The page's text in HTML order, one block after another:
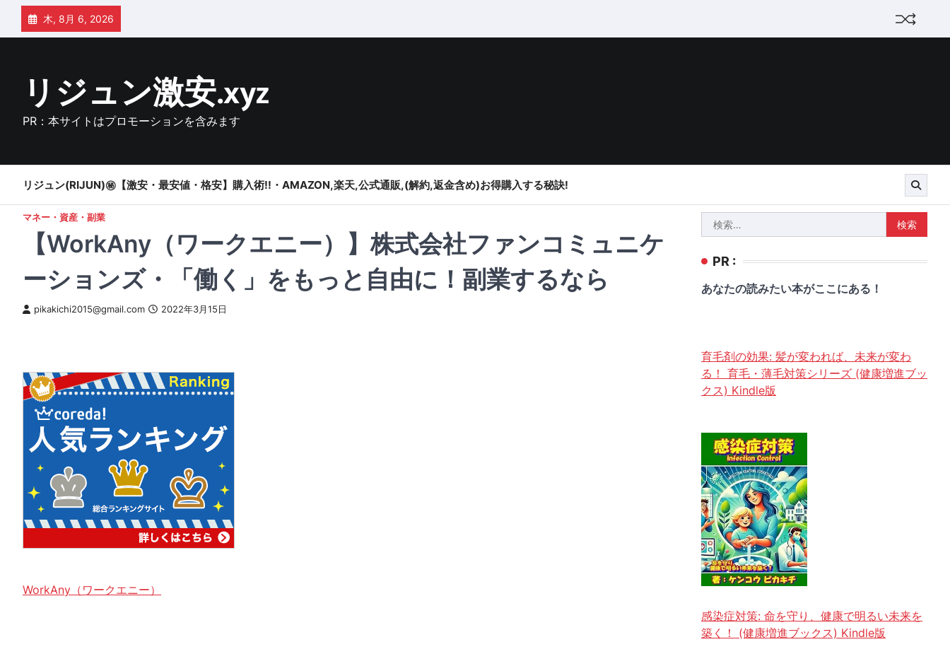
Skip
content
木, 8月 6, 2026
リジュン激安.xyz
PR：本サイトはプロモーションを含みます
リジュン(RIJUN)㊙【激安・最安値・格安】購入術!!・AMAZON,楽天,公式通販,(解約,返金含め)お得購入する秘訣!
マネー・資産・副業
【WorkAny（ワークエニー）】株式会社ファンコミュニケ
ーションズ・「働く」をもっと自由に！副業するなら
pikakichi2015@gmail.com 2022年3月15日
WorkAny（ワークエニー）
索:
PR :
あなたの読みたい本がここにある！
育毛剤の効果: 髪が変われば、未来が変わ
る！ 育毛・薄毛対策シリーズ (健康増進ブッ
クス) Kindle版
感染症対策: 命を守り、健康で明るい未来を
築く！ (健康増進ブックス) Kindle版